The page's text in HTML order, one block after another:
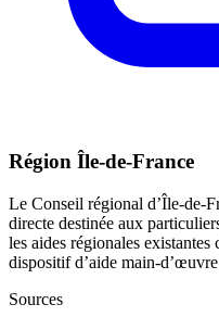
Région Île-de-France
Le Conseil régional d’Île-de-
directe destinée aux
les aides régionales
dispositif d’aide main-
Sources